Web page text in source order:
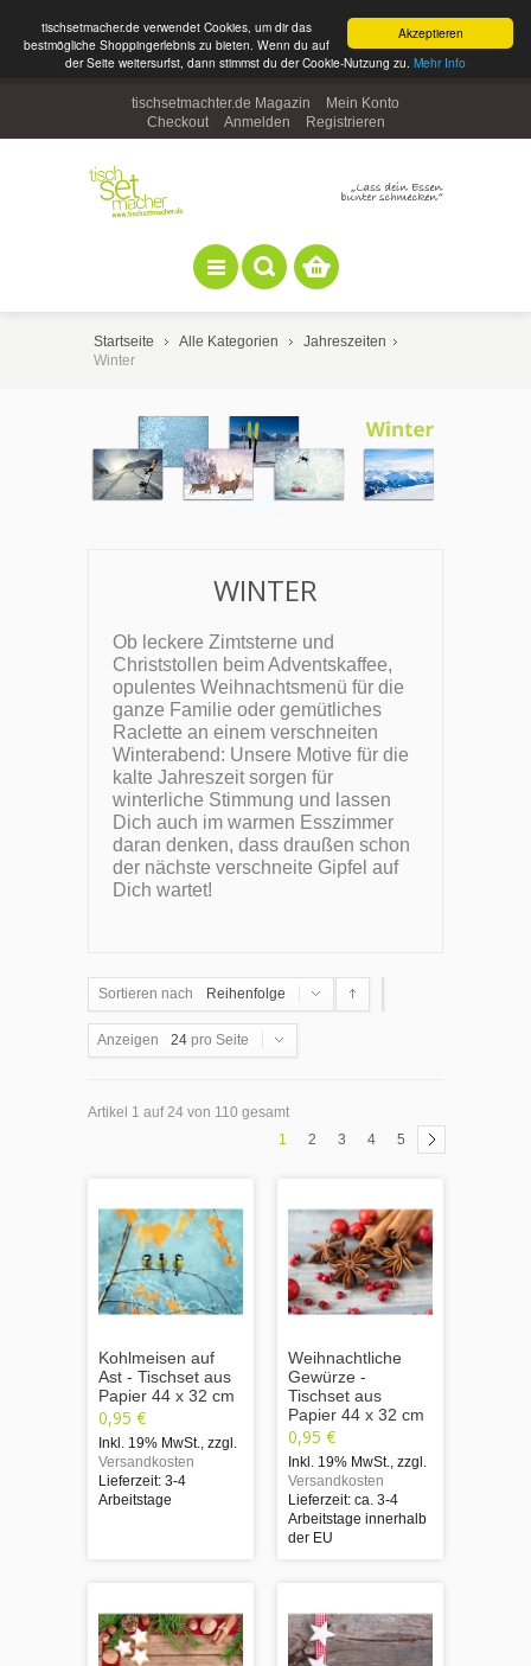
Akzeptieren
tischsetmacher.de verwendet Cookies, um dir das
bestmögliche Shoppingerlebnis zu bieten. Wenn du auf
der Seite weitersurfst, dann stimmst du der Cookie-Nutzung zu. Mehr Info
tischsetmachter.de Magazin
Mein Konto
Checkout
Anmelden Registrieren
Startseite Alle Kategorien
Jahreszeiten
Winter
WINTER
Ob leckere Zimtsterne und
Christstollen beim Adventskaffee,
opulentes Weihnachtsmenü für die
ganze Familie oder gemütliches
Raclette an einem verschneiten
Winterabend: Unsere Motive für die
kalte Jahreszeit sorgen für
winterliche Stimmung und lassen
Dich auch im warmen Esszimmer
daran denken, dass draußen schon
der nächste verschneite Gipfel auf
Dich wartet!
Sortieren nach Reihenfolge
Anzeigen 24 pro Seite
Artikel 1 auf 24 von 110 gesamt
1
2 3 4 5
Kohlmeisen auf
Ast - Tischset aus
Papier 44 x 32 cm
0,95 €
Inkl. 19% MwSt. zzgl.
Versandkosten
Lieferzeit: 3-4
Arbeitstage
Weihnachtliche
Gewürze -
Tischset aus
Papier 44 x 32 cm
0,95 €
Inkl. 19% MwSt. zzgl.
Versandkosten
Lieferzeit: ca. 3-4
Arbeitstage innerhalb
der EU